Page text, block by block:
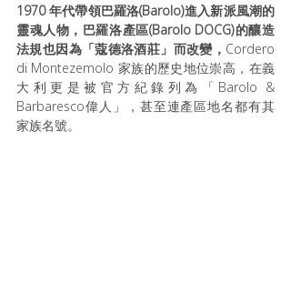
1970 年代帶領巴羅洛(Barolo)進入新派風潮的
靈魂人物，巴羅洛產區(Barolo DOCG)的釀造
法規也因為「蔻德洛酒莊」而改變， Cordero
di Montezemolo 家族的歷史地位崇高，在義
大利更是被官方紀錄列為「Barolo &
Barbaresco偉人」，甚至連產區地名都有其
家族名號。